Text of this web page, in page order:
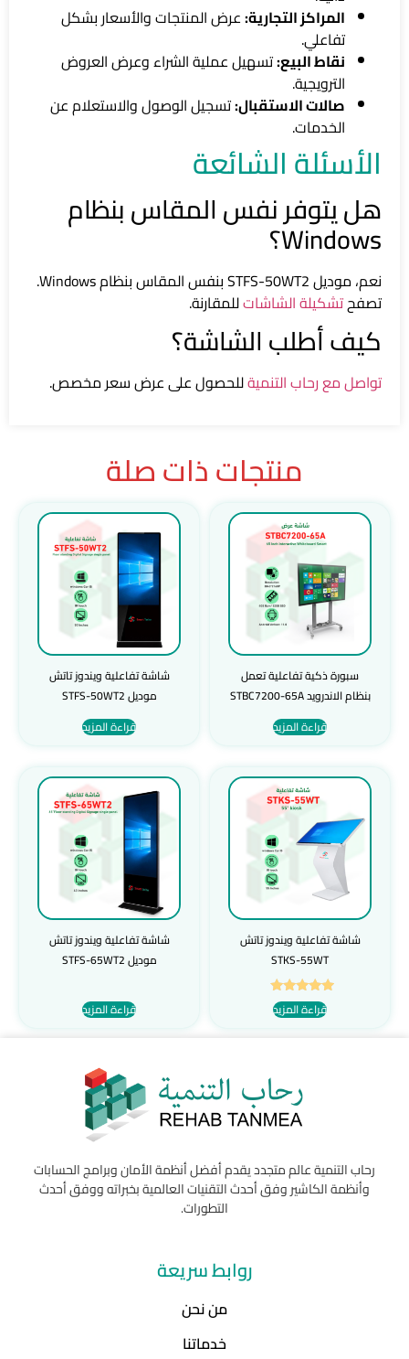
المراكز التجارية:عرض المنتجات والأسعار بشكل
تفاعلي.
نقاط البيع:تسهيل عملية الشراء وعرض العروض
الترويجية.
صالات الاستقبال:تسجيل الوصول والاستعلام عن
الخدمات.
الأسئلة الشائعة
هل يتوفر نفس المقاس بنظام
Windows؟
نعم، موديل STFS-50WT2 بنفس المقاس بنظام Windows.
تصفحتشكيلة الشاشاتللمقارنة.
كيف أطلب الشاشة؟
تواصل مع رحاب التنميةللحصول على عرض سعر مخصص.
منتجات ذات صلة
سبورة ذكية تفاعلية تعمل
بنظام الاندرويد STBC7200-65A
قراءة المزيد
شاشة تفاعلية ويندوز تاتش
موديل STFS-50WT2
قراءة المزيد
شاشة تفاعلية ويندوز تاتش
STKS-55WT
تم التقييم
5.00
قراءة المزيد
شاشة تفاعلية ويندوز تاتش
موديل STFS-65WT2
قراءة المزيد
رحاب التنمية عالم متجدد يقدم أفضل أنظمة الأمان وبرامج الحسابات
وأنظمة الكاشير وفق أحدث التقنيات العالمية بخبراته ووفق أحدث
التطورات.
روابط سريعة
من نحن
خدماتنا